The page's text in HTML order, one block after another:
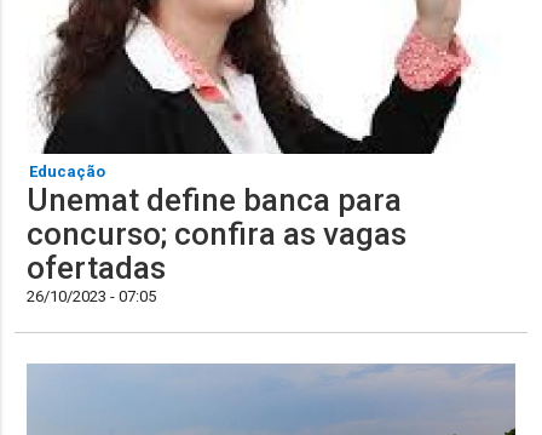
Educação
Unemat define banca para
concurso; confira as vagas
ofertadas
26/10/2023 - 07:05